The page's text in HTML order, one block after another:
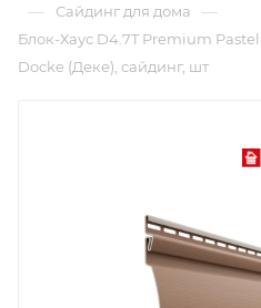
— Сайдинг для дома —
Блок-Хаус D4.7T Premium
Docke (Деке), сайдинг, шт